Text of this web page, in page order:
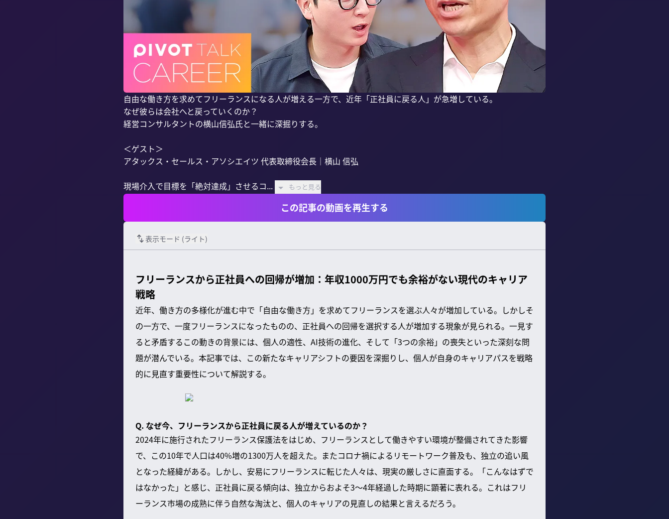
自由な働き方を求めてフリーランスになる人が増える一方で、近年「正社員に戻る人」が急増している。
なぜ彼らは会社へと戻っていくのか？
経営コンサルタントの横山信弘氏と一緒に深掘りする。
＜ゲスト＞
アタックス・セールス・アソシエイツ 代表取締役会長｜横山 信弘
現場介入で目標を「絶対達成」させるコ... もっと見る
この記事の動画を再生する
表示モード (ライト)
フリーランスから正社員への回帰が増加：年収1000万円でも余裕がない現代のキャリア
戦略
近年、働き方の多様化が進む中で「自由な働き方」を求めてフリーランスを選ぶ人々が増加している。しかしそ
の一方で、一度フリーランスになったものの、正社員への回帰を選択する人が増加する現象が見られる。一見す
ると矛盾するこの動きの背景には、個人の適性、AI技術の進化、そして「3つの余裕」の喪失といった深刻な問
題が潜んでいる。本記事では、この新たなキャリアシフトの要因を深掘りし、個人が自身のキャリアパスを戦略
的に見直す重要性について解説する。
Q. なぜ今、フリーランスから正社員に戻る人が増えているのか？
2024年に施行されたフリーランス保護法をはじめ、フリーランスとして働きやすい環境が整備されてきた影響
で、この10年で人口は40%増の1300万人を超えた。またコロナ禍によるリモートワーク普及も、独立の追い風
となった経緯がある。しかし、安易にフリーランスに転じた人々は、現実の厳しさに直面する。「こんなはずで
はなかった」と感じ、正社員に戻る傾向は、独立からおよそ3～4年経過した時期に顕著に表れる。これはフリ
ーランス市場の成熟に伴う自然な淘汰と、個人のキャリアの見直しの結果と言えるだろう。